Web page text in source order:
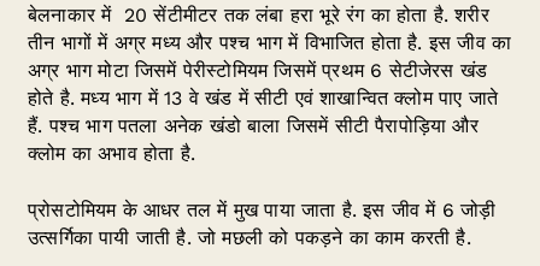
बेलनाकार में 20 सेंटीमीटर तक लंबा हरा भूरे रंग का होता है. शरीर
तीन भागों में अग्र मध्य और पश्च भाग में विभाजित होता है. इस जीव का
अग्र भाग मोटा जिसमें पेरीस्टोमियम जिसमें प्रथम 6 सेटीजेरस खंड
होते है. मध्य भाग में 13 वे खंड में सीटी एवं शाखान्वित क्लोम पाए जाते
हैं. पश्च भाग पतला अनेक खंडो बाला जिसमें सीटी पैरापोड़िया और
क्लोम का अभाव होता है.
प्रोसटोमियम के आधर तल में मुख पाया जाता है. इस जीव में 6 जोड़ी
उत्सर्गिका पायी जाती है. जो मछली को पकड़ने का काम करती है.